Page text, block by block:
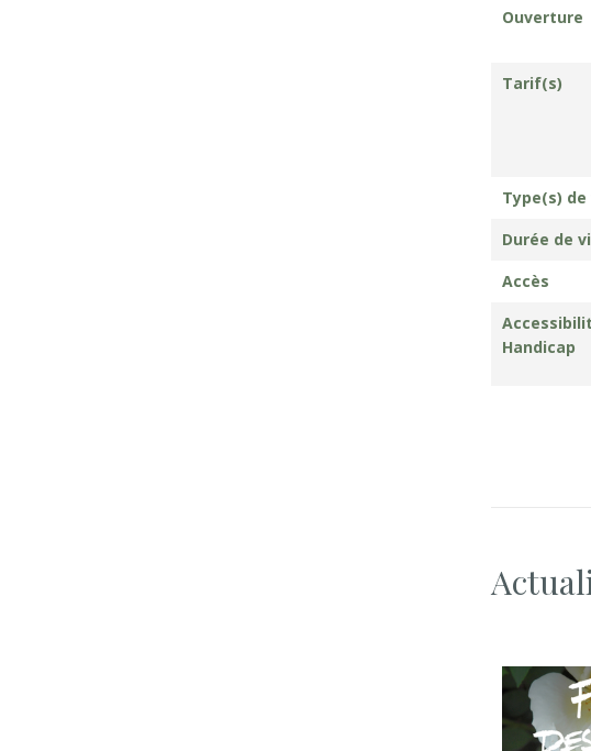
Ouverture
Tarif(s)
Type(s)
Durée de
Accès
Handicap